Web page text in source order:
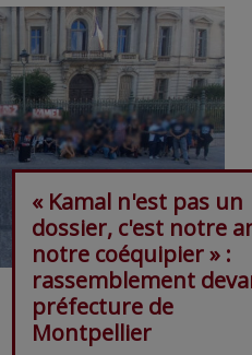
« Kamal n'est pas un
dossier, c'est notre
notre coéquipier » :
rassemblement
préfecture de
Montpellier